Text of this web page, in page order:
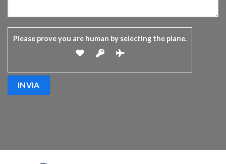
Please prove you are human by selecting the plane.